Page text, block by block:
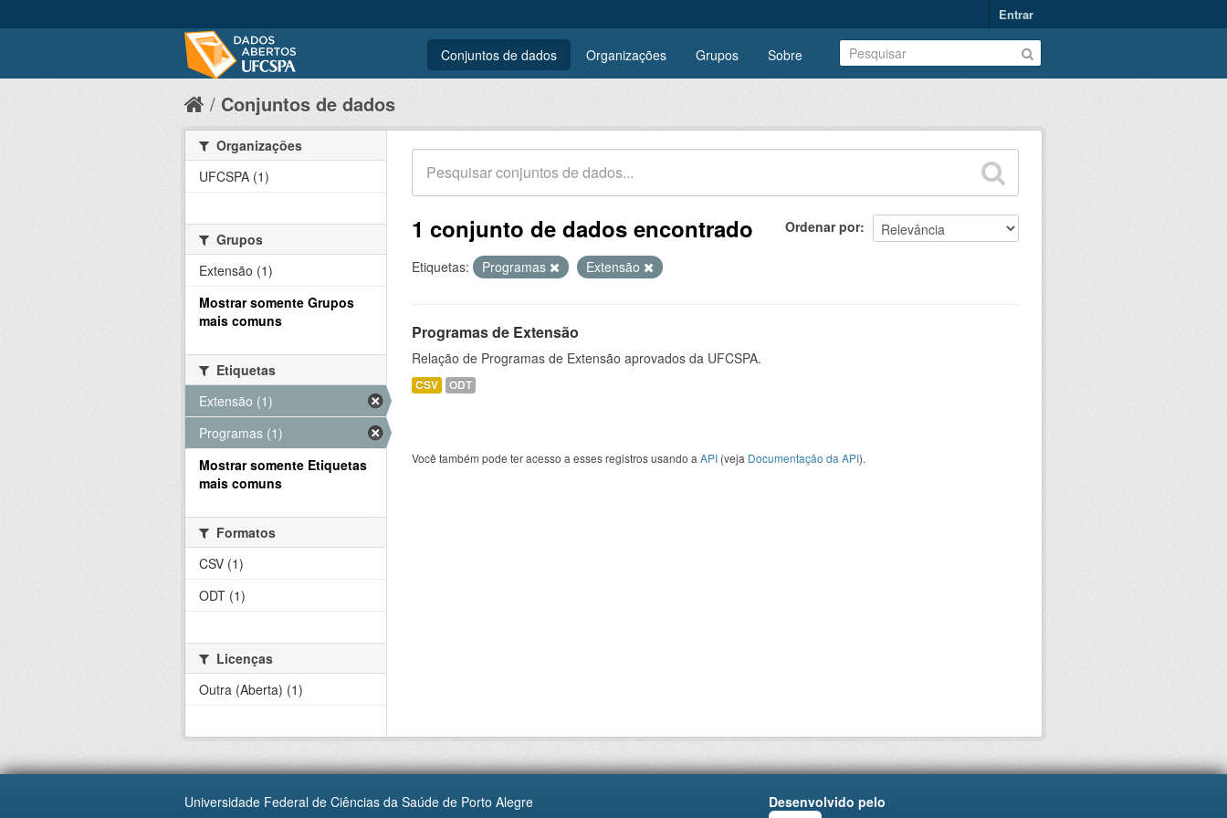
Entrar
Conjuntos de dados Organizações Grupos Sobre
Conjuntos de dados
Ordenar por
1 conjunto de dados encontrado
Etiquetas: Programas Extensão
Programas de Extensão
Relação de Programas de Extensão aprovados da UFCSPA.
CSV ODT
Você também pode ter acesso a esses registros usando a API (veja Documentação da API).
Organizações
UFCSPA (1)
Grupos
Extensão (1)
Mostrar somente Grupos
mais comuns
Etiquetas
Extensão (1)
Programas (1)
Mostrar somente Etiquetas
mais comuns
Formatos
CSV (1)
ODT (1)
Licenças
Outra (Aberta) (1)
Universidade Federal de Ciências da Saúde de Porto Alegre
Desenvolvido pelo